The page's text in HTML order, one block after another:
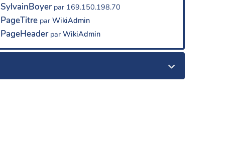
SylvainBoyer par 169.150.198.70
PageTitre par WikiAdmin
PageHeader par WikiAdmin